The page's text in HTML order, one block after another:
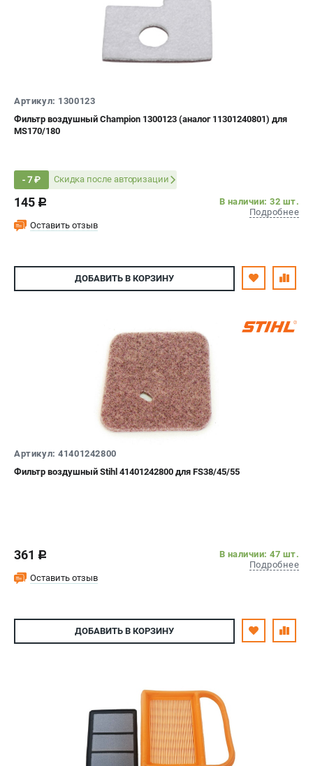
ПРИНАДЛЕЖНОСТИ
Цепи для бензопил
Леска для триммеров
Заточные наборы и напильники
Высоторезы аккумуляторные
Ножницы садовые аккумуляторные
Пилы цепные аккумуляторные
ТЕЛЕФОН (САНКТ-ПЕТЕРБУРГ)
+7 (812) 603-41-27
Информация размещённая на сайте не является публичной
офертой.
8 (812) 318-40-26
8 (800) 550-70-46
Режим работы колл-центра:
сб - с 10:00 до 16:00
вс - выходной
Артикул: 1300123
Фильтр воздушный Champion 1300123 (аналог 11301240801) для
MS170/180
- 7 ₽ Скидка после авторизации
145 c
В наличии: 32 шт.
Подробнее
Оставить отзыв
ДОБАВИТЬ В КОРЗИНУ
Артикул: 41401242800
Фильтр воздушный Stihl 41401242800 для FS38/45/55
361 c
В наличии: 47 шт.
Подробнее
Оставить отзыв
ДОБАВИТЬ В КОРЗИНУ